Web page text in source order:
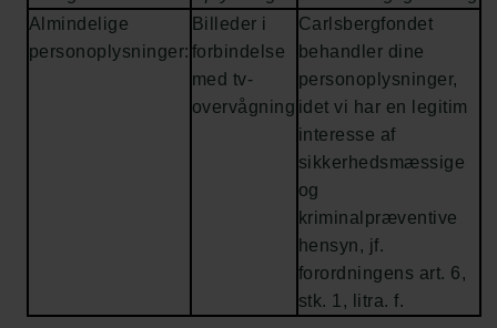
Almindelige
personoplysninger:
Billeder i
forbindelse
med tv-
overvågning
Carlsbergfondet
behandler dine
personoplysninger,
idet vi har en legitim
interesse af
sikkerhedsmæssige
og
kriminalpræventive
hensyn, jf.
forordningens art. 6,
stk. 1, litra. f.